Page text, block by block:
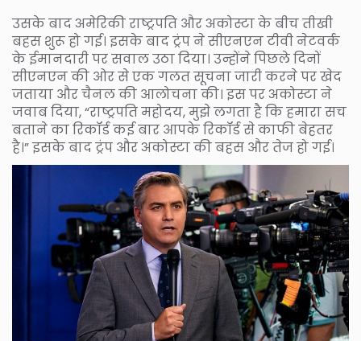
उसके बाद अमेरिकी राष्ट्रपति और अकोस्टा के बीच तीखी
बहस शुरू हो गई। इसके बाद ट्रंप ने सीएनएन टीवी नेटवर्क
के ईमानदारी पर सवाल उठा दिया। उन्होंने पिछले दिनों
सीएनएन की ओर से एक गलत सूचना जारी करने पर खेद
जताया और चैनल की आलोचना की। इस पर अकोस्टा ने
जवाब दिया, “राष्ट्रपति महोदय, मुझे लगता है कि हमारा सच
बताने का रिकॉर्ड कई बार आपके रिकॉर्ड से काफी बेहतर
है।” इसके बाद ट्रंप और अकोस्टा की बहस और तेज हो गई।